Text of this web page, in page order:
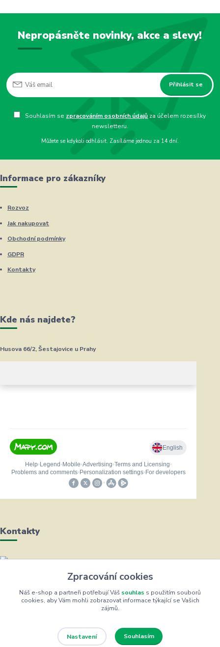
Nepropásněte novinky, akce a slevy!
Přihlásit se
Souhlasím se zpracováním osobních údajů za účelem rozesílky
newsletteru.
Můžete se kdykoli odhlásit. Zasíláme jednou za 14 dní.
Informace pro zákazníky
Rozvoz
Jak nakupovat
Obchodní podmínky
GDPR
Kontakty
Kde nás najdete?
Husova 66/2, Šestajovice u Prahy
Kontakty
Helena Bayerová
+420 604 711 491
(Po-Čt, 8-16 hod.)
Zpracování cookies
Náš e-shop a partneři potřebují Váš souhlas s použitím souborů
cookies, aby Vám mohli zobrazovat informace týkající se Vašich
zájmů.
Nastavení Souhlasím